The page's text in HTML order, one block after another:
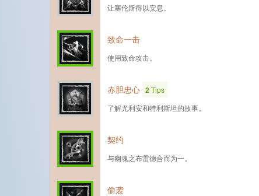
让塞伦斯得以安息。
致命一击
使用致命攻击。
赤胆忠心 2Tips
了解尤利安和特利斯坦的故事。
契约
与幽魂之布雷德合而为一。
偷袭